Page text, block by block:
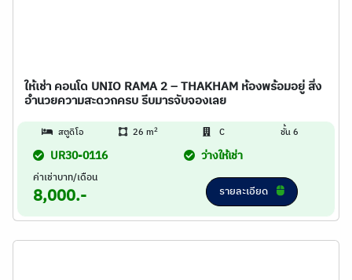
ให้เช่า คอนโด UNIO RAMA 2 – THAKHAM ห้องพร้อมอยู่ สิ่ง
อำนวยความสะดวกครบ รีบมารจับจองเลย
สตูดิโอ 26 m2 C ชั้น 6
UR30-0116 ว่างให้เช่า
ค่าเช่าบาท/เดือน
8,000.- รายละเอียด